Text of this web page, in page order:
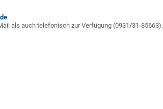
als auch telefonisch zur Verfügung (0931/31-85663).